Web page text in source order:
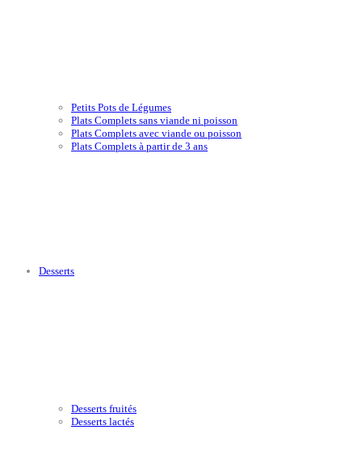
Petits Pots de Légumes
Plats Complets sans viande ni poisson
Plats Complets avec viande ou poisson
Plats Complets à partir de 3 ans
Desserts
Desserts fruités
Desserts lactés